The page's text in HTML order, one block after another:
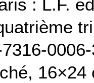
: L.F.
16×24